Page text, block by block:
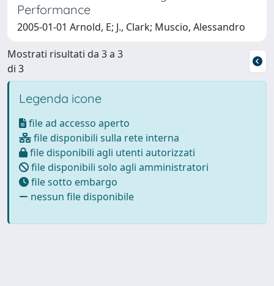
Performance
2005-01-01 Arnold, E; J., Clark; Muscio, Alessandro
Mostrati risultati da 3 a 3
di 3
Legenda icone
file ad accesso aperto
file disponibili sulla rete interna
file disponibili agli utenti autorizzati
file disponibili solo agli amministratori
file sotto embargo
nessun file disponibile